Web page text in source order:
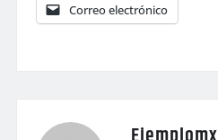
Correo electrónico